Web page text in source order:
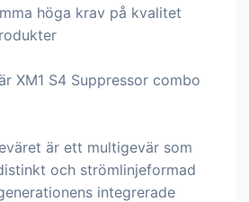
höga krav på kvalitet
XM1 S4 Suppressor combo
är ett multigevär som
och strömlinjeformad
integrerade